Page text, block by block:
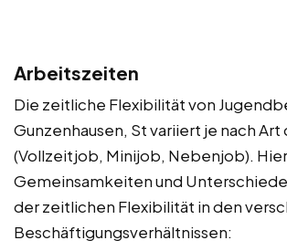
Arbeitszeiten
Die zeitliche Flexibilität von
Gunzenhausen, St variiert je nach Art
(Vollzeitjob, Minijob, Nebenjob).
Gemeinsamkeiten und
der zeitlichen Flexibilität in den
Beschäftigungsverhältnissen: